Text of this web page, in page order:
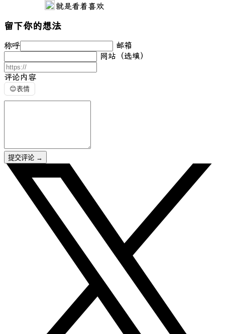
就是看着喜欢
留下你的想法
称呼
邮箱
网站（选填）
评论内容
😊表情
提交评论 →